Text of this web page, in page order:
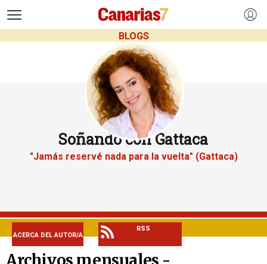
BLOGS
Soñando con Gattaca
"Jamás reservé nada para la vuelta" (Gattaca)
ACERCA DEL AUTOR/A
RSS